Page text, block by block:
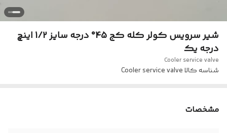
شیر سرویس کولر کله کج 45° درجه سایز 1/2 اینچ
درجه یک
Cooler service valve
شناسه کالاCooler service valve
مشخصات